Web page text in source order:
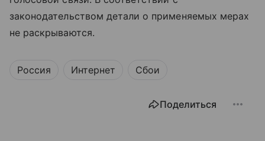
законодательством детали о применяемых мерах
не раскрываются.
Россия Интернет Сбои
Поделиться